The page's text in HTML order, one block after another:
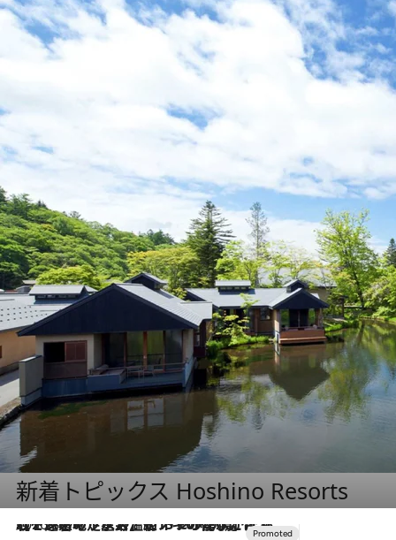
新着トピックス Hoshino Resorts
2026.8.7
【トンボの足水浴】ヒノキの香りに包まれて涼感マックス！約13℃の湧水かけ流しを避暑地「星野温泉 トンボの湯」で体験